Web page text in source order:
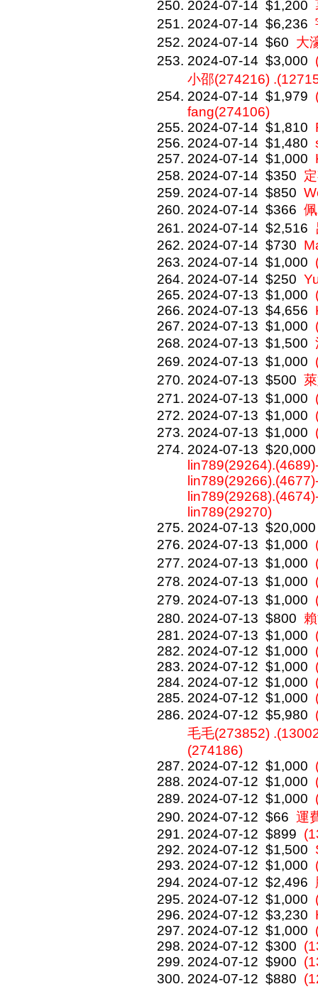
2024-07-14 $1,200
2024-07-14 $6,236
2024-07-14 $60 大
2024-07-14 $3,000
小邵(274216)
2024-07-14 $1,979
fang(274106)
2024-07-14 $1,810
2024-07-14 $1,480
2024-07-14 $1,000
2024-07-14 $350
2024-07-14 $850
2024-07-14 $366
2024-07-14 $2,516
2024-07-14 $730
2024-07-14 $1,000
2024-07-14 $250
2024-07-13 $1,000
2024-07-13 $4,656
2024-07-13 $1,000
2024-07-13 $1,500
2024-07-13 $1,000
2024-07-13 $500
2024-07-13 $1,000
2024-07-13 $1,000
2024-07-13 $1,000
2024-07-13 $20,000
lin789(29270)
2024-07-13 $20,000
2024-07-13 $1,000
2024-07-13 $1,000
2024-07-13 $1,000
2024-07-13 $1,000
2024-07-13 $800
2024-07-13 $1,000
2024-07-12 $1,000
2024-07-12 $1,000
2024-07-12 $1,000
2024-07-12 $1,000
2024-07-12 $5,980
毛毛(273852)
(274186)
2024-07-12 $1,000
2024-07-12 $1,000
2024-07-12 $1,000
2024-07-12 $66 運
2024-07-12 $899
2024-07-12 $1,500
2024-07-12 $1,000
2024-07-12 $2,496
2024-07-12 $1,000
2024-07-12 $3,230
2024-07-12 $1,000
2024-07-12 $300
2024-07-12 $900
2024-07-12 $880